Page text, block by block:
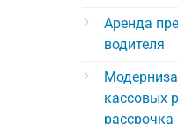
Аренда
водителя
кассовых